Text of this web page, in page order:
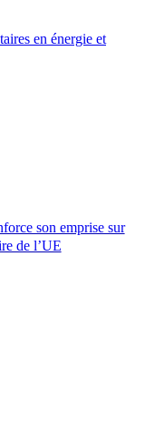
en énergie et
son emprise sur
de l’UE